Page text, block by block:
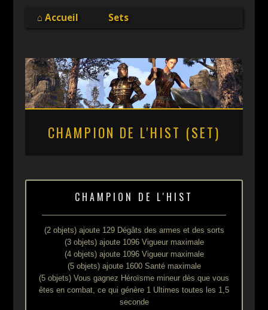
⌂ Accueil Sets
CHAMPION DE L'HIST (SET)
CHAMPION DE L'HIST
(2 objets) ajoute 129 Dégâts des armes et des sorts
(3 objets) ajoute 1096 Vigueur maximale
(4 objets) ajoute 1096 Vigueur maximale
(5 objets) ajoute 1600 Santé maximale
(5 objets) Vous gagnez Héroïsme mineur dès que vous
êtes en combat, ce qui génère 1 Ultimes toutes les 1,5
seconde